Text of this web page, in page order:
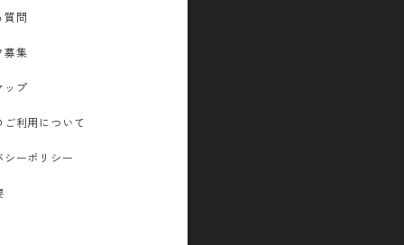
質問
募集
ップ
ご利用について
シーポリシー